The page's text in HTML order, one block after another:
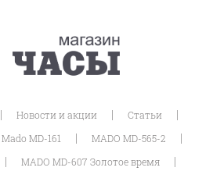
| Новости и акции | Статьи |
Mado MD-161 | MADO MD-565-2 |
| MADO MD-607 Золотое время |